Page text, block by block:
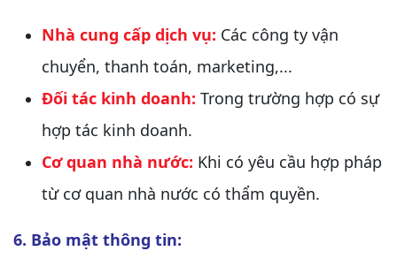
Nhà cung cấp dịch vụ: Các công ty vận
chuyển, thanh toán, marketing,...
Đối tác kinh doanh: Trong trường hợp có sự
hợp tác kinh doanh.
Cơ quan nhà nước: Khi có yêu cầu hợp pháp
từ cơ quan nhà nước có thẩm quyền.
6. Bảo mật thông tin: